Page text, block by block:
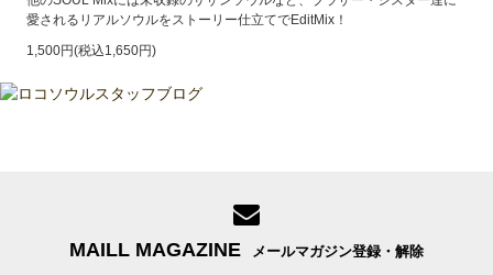
愛されるリアルソウルをストーリー仕立てでEditMix！
1,500円(税込1,650円)
MAILL MAGAZINE メールマガジン登録・解除